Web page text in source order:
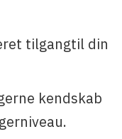
tilgangtil din
kendskab